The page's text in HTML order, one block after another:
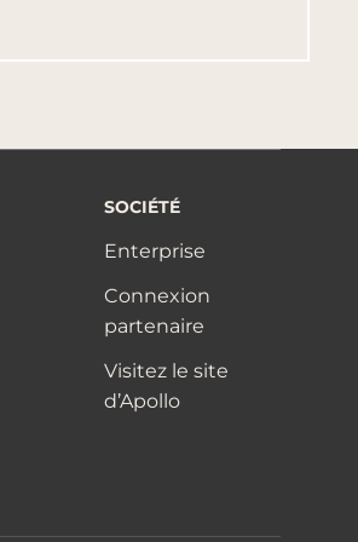
SOCIÉTÉ
Enterprise
Connexion
partenaire
Visitez le site
d’Apollo